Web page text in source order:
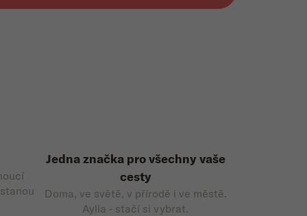
Jedna značka pro všechny vaše
cesty
Doma, ve světě, v přírodě i ve městě.
Aylla - stačí si vybrat.